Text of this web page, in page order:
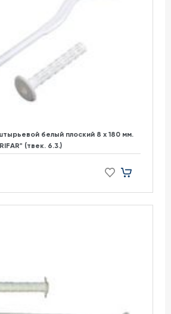
белый плоский 8 х 180 мм.
(твек. 6.3.)